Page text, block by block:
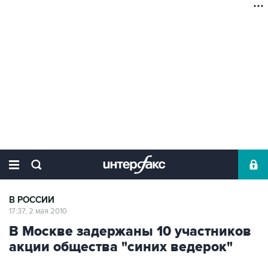
В РОССИИ
17:37, 2 мая 2010
В Москве задержаны 10 участников
акции общества "синих ведерок"